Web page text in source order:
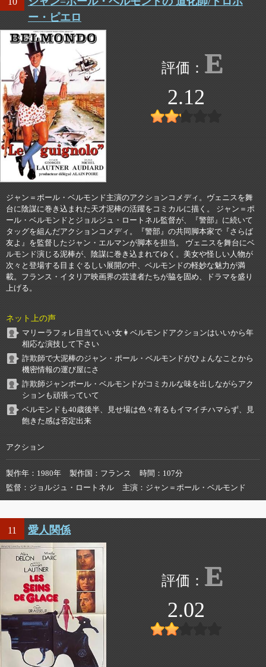
ー・ピエロ
E
2.12
ジャン＝ポール・ベルモンド主演のアクションコメディ。ヴェニスを舞
台に陰謀に巻き込まれた天才泥棒の活躍をコミカルに描く。 ジャン＝ポ
ール・ベルモンドとジョルジュ・ロートネル監督が、『警部』に続いて
タッグを組んだアクションコメディ。『警部』の共同脚本家で『さらば
友よ』を監督したジャン・エルマンが脚本を担当。 ヴェニスを舞台にベ
ルモンド演じる泥棒が、陰謀に巻き込まれてゆく。美女や怪しい人物が
次々と登場する目まぐるしい展開の中、ベルモンドの軽妙な魅力が満
載。フランス・イタリア映画界の芸達者たちが脇を固め、ドラマを盛り
上げる。
ネット上の声
マリーラフォレ目当ていい女👩ベルモンドアクションはいいから年
相応な演技して下さい
詐欺師で大泥棒のジャン・ポール・ベルモンドがひょんなことから
機密情報の運び屋にさ
詐欺師ジャンポール・ベルモンドがコミカルな味を出しながらアク
ションも頑張っていて
ベルモンドも40歳後半、見せ場は色々有るもイマイチハマらず、見
飽きた感は否定出来
アクション
製作年 1980年 製作国 フランス 時間
107分
監督
ジョルジュ・ロートネル 主演 ジャン＝ポール・ベルモンド
11 愛人関係
E
2.02